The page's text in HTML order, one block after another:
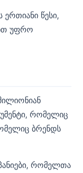
წესი,
უფრო
რომელიც
ბრენდს
რომელთა